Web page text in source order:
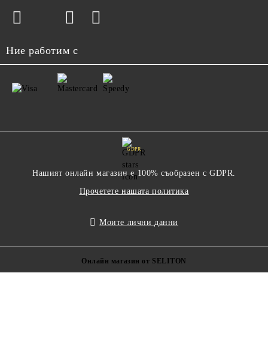
Ние работим с
GDPR
Нашият онлайн магазин е 100% съобразен с GDPR.
Прочетете нашата политика
Моите лични данни
Онлайн магазин от SELITON